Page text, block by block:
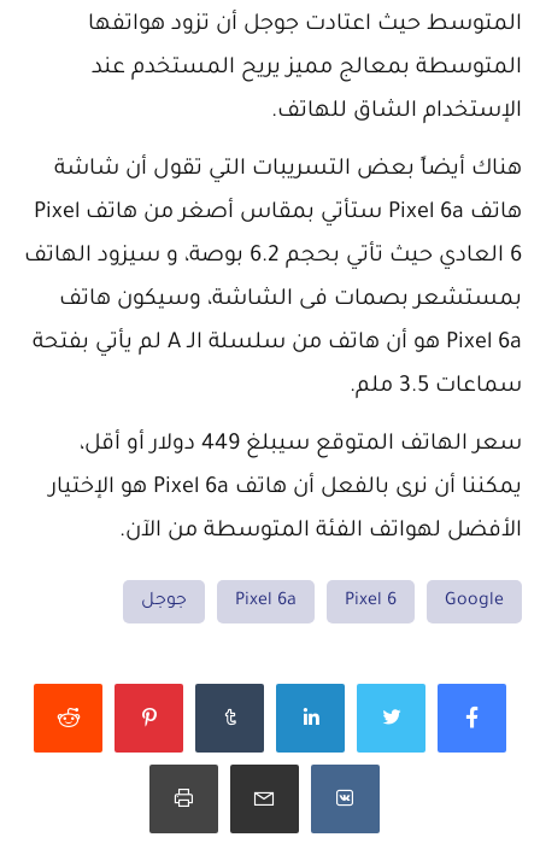
المتوسط حيث اعتادت جوجل أن تزود هواتفها
المتوسطة بمعالج مميز يريح المستخدم عند
الإستخدام الشاق للهاتف.
هناك أيضاً بعض التسريبات التي تقول أن شاشة
هاتف Pixel 6a ستأتي بمقاس أصغر من هاتف Pixel
6 العادي حيث تأتي بحجم 6.2 بوصة، و سيزود الهاتف
بمستشعر بصمات فى الشاشة، وسيكون هاتف
Pixel 6a هو أن هاتف من سلسلة الـ A لم يأتي بفتحة
سماعات 3.5 ملم.
سعر الهاتف المتوقع سيبلغ 449 دولار أو أقل،
يمكننا أن نرى بالفعل أن هاتف Pixel 6a هو الإختيار
الأفضل لهواتف الفئة المتوسطة من الآن.
Google
Pixel 6
Pixel 6a جوجل